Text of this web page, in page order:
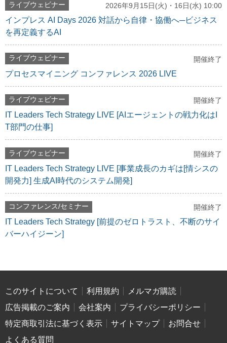
ライブウェビナー 2026年9月15日(火)・16日(水) 10:00
インプレス AI Days 2026 対話から自律・協働へ─ビジネス
を再定義するAI
ライブウェビナー 開催終了
プロセスマイニング コンファレンス 2026 LIVE
ライブウェビナー 開催終了
IT Leaders Tech Strategy LIVE [AIエージェントの戦力化はI
T部門の仕事]
ライブウェビナー 開催終了
IT Leaders Tech Strategy LIVE [事業成長のカギは[情シスの
開発力] 生成AI時代のシステム開発]
コンファレンス/セミナー 開催終了
IT Leaders Tech Strategy [前提のゼロトラスト、不断のサイ
バーハイジーン]
このサイトについて 利用規約
メルマガ購読
広告掲載のご案内
会社案内
プライバシーポリシー
特定商取引法に基づく表示
サイトマップ
お問合せ
よくある質問